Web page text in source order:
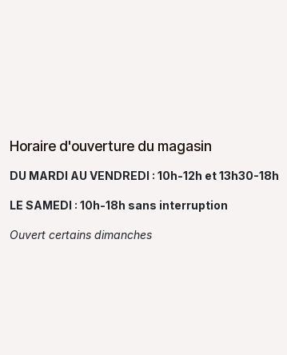
Horaire d'ouverture du magasin
DU MARDI AU VENDREDI : 10h-12h et 13h30-18h
LE SAMEDI : 10h-18h sans interruption
Ouvert certains dimanches